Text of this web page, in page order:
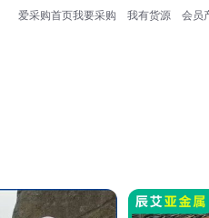
爱采购首页我要采购 我有货源 会员